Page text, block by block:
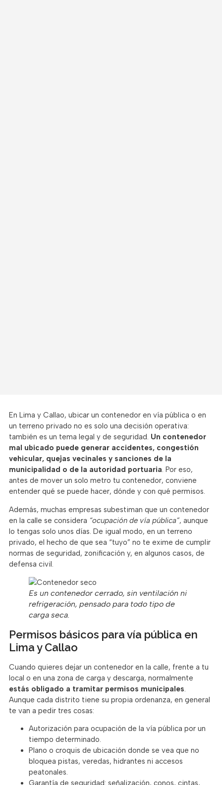
En Lima y Callao, ubicar un contenedor en vía pública o en
un terreno privado no es solo una decisión operativa:
también es un tema legal y de seguridad. Un contenedor
mal ubicado puede generar accidentes, congestión
vehicular, quejas vecinales y sanciones de la
municipalidad o de la autoridad portuaria. Por eso,
antes de mover un solo metro tu contenedor, conviene
entender qué se puede hacer, dónde y con qué permisos.
Además, muchas empresas subestiman que un contenedor
en la calle se considera “ocupación de vía pública”, aunque
lo tengas solo unos días. De igual modo, en un terreno
privado, el hecho de que sea “tuyo” no te exime de cumplir
normas de seguridad, zonificación y, en algunos casos, de
defensa civil.
Es un contenedor cerrado, sin ventilación ni
refrigeración, pensado para todo tipo de
carga seca.
Permisos básicos para vía pública en
Lima y Callao
Cuando quieres dejar un contenedor en la calle, frente a tu
local o en una zona de carga y descarga, normalmente
estás obligado a tramitar permisos municipales.
Aunque cada distrito tiene su propia ordenanza, en general
te van a pedir tres cosas:
Autorización para ocupación de la vía pública por un
tiempo determinado.
Plano o croquis de ubicación donde se vea que no
bloquea pistas, veredas, hidrantes ni accesos
peatonales.
Garantía de seguridad: señalización, conos, cintas,